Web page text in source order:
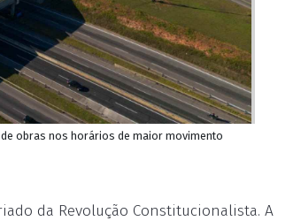
obras nos horários de maior movimento
da Revolução Constitucionalista. A